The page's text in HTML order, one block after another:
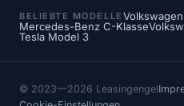
BELIEBTE MODELLE
Mercedes-Benz C-Klasse
Tesla Model 3
© 2023—2026 Leasingengel